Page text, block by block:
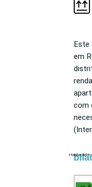
Este
em Rue
distrito de
com elevador,
necessário para se
(Internet
público
Madeleine/M
M
do
e serviços
Farmácia,
Habitação